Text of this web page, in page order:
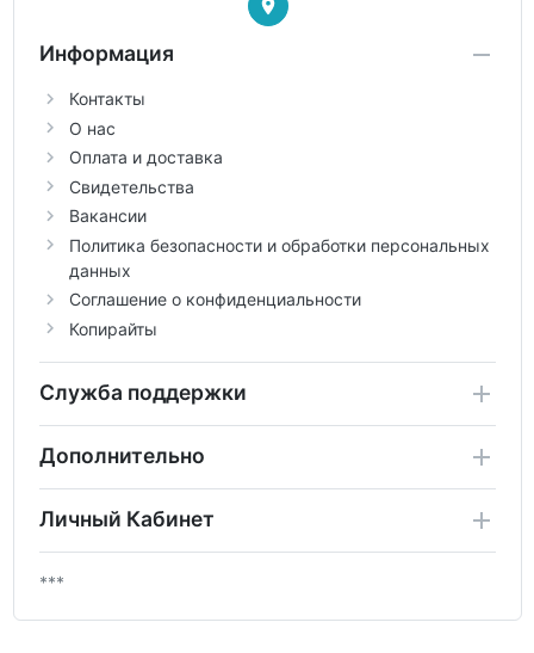
Информация
Контакты
О нас
Оплата и доставка
Свидетельства
Вакансии
Политика безопасности и обработки персональных
данных
Соглашение о конфиденциальности
Копирайты
Служба поддержки
Дополнительно
Личный Кабинет
***